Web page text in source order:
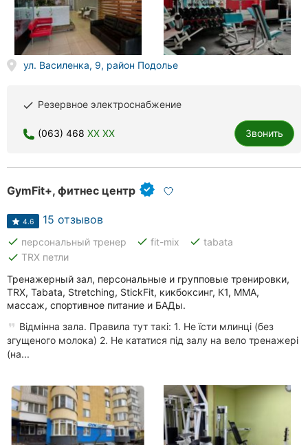
ул. Василенка, 9, район Подолье
done Резервное электроснабжение
(063) 468 XX XX Звонить
GymFit+, фитнес центр
4.6 15 отзывов
done персональный тренер done fit-mix done tabata
done TRX петли
Тренажерный зал, персональные и групповые тренировки,
TRX, Tabata, Stretching, StickFit, кикбоксинг, К1, MMA,
массаж, спортивное питание и БАДы.
Відмінна зала. Правила тут такі: 1. Не їсти млинці (без
згущеного молока) 2. Не кататися під залу на вело тренажері
(на...